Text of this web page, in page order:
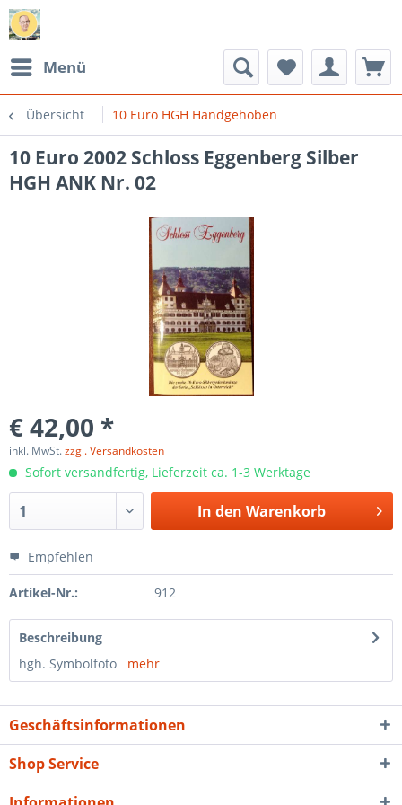
Menü
Übersicht 10 Euro HGH Handgehoben
10 Euro 2002 Schloss Eggenberg Silber
HGH ANK Nr. 02
€ 42,00 *
inkl. MwSt.zzgl. Versandkosten
Sofort versandfertig, Lieferzeit ca. 1-3 Werktage
In den Warenkorb
Empfehlen
Artikel-Nr.: 912
Beschreibung
hgh. Symbolfoto mehr
Geschäftsinformationen
Shop Service